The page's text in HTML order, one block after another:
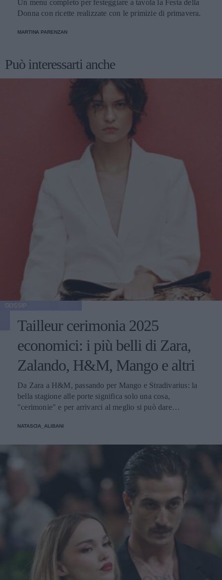
Un menu completo per festeggiare a tavola la Festa della
Donna con ricette realizzate con le primizie di primavera.
MARTINA PARENZAN
Può interessarti anche
Tailleur cerimonia 2025
economici: i più belli di Zara,
Zalando, H&M, Mango e altri
Da Zara a H&M, passando per Mango e Stradivarius: la
bella stagione alle porte significa solo una cosa,
"cerimonie" e per arrivarci al meglio si può dare
NATASCIA_ALIBANI